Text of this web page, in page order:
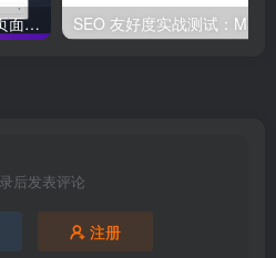
Elementor 与 SEO：优化页面结构和加载速度的最佳实践
后发表评论
注册